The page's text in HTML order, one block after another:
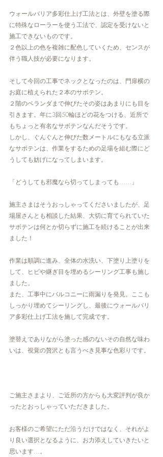
ウォールバリア多彩仕上げ工法とは、外壁を塗る際
に特殊なローラーを使う工法で、認定を受けないと
施工できないものです。
２色以上の色を複雑に配色していくため、センスが
伴う職人技が必要になります。
そして今回の工事でネックとなったのは、門扉横の
お庭に植えられた２本のサボテン。
２階のベランダまで伸びたその姿はあまりにも目を
引きます。年に3回50輪ほどの花をつける、近所で
もちょっと有名なサボテンなんだそうです。
しかし、ぐんぐんと伸びた数メートルにもなる立派
なサボテンは、作業をするための足場を組む際にど
うしても妨げになってしまいます。
「どうしても邪魔なら切ってしまっても……」
施主さまはそうおっしゃってくださいましたが、足
場屋さんとも相談した結果、大切に育てられていた
サボテンは何とか切らずに施工を続けることが出来
ました！
作業は順調に進み、全体の水洗い、下塗り上塗りを
して、ヒビや継ぎ目を埋めるシーリング工事も施し
ました。
また、工事中にバルコニーに雨漏りを発見。ここも
しっかり埋めてシーリングし、最後にウォールバリ
ア多彩仕上げ工法を施して完成です。
塗替えでありながら塗った感のないその自然な味わ
いは、視覚の贅沢とも言うべき見事な色彩りです。
ご施主さまより、ご近所の方からも大変評判が良か
ったとおっしゃっていただきました。
お客様のご希望にただ沿うだけではなく、それがよ
り良い選択となるように、お力添えしていきたいと
思います…。